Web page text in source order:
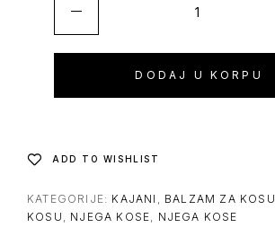
DODAJ U KORPU
ADD TO WISHLIST
KATEGORIJE: KAJANI , BALZAM ZA KOSU
KOSU , NJEGA KOSE, NJEGA KOSE